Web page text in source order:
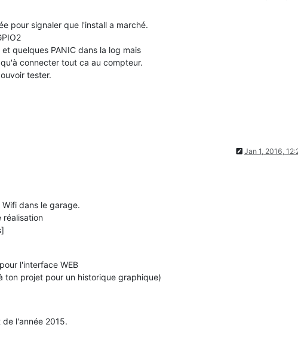
Chip configuration ok.\n"
pour signaler que l'install a marché.
quelques PANIC dans la log mais
connecter tout ca au compteur.
tester.
Jan 1, 2016,
dans le garage.
réalisation
l'interface WEB
ton projet pour un historique graphique)
l'année 2015.